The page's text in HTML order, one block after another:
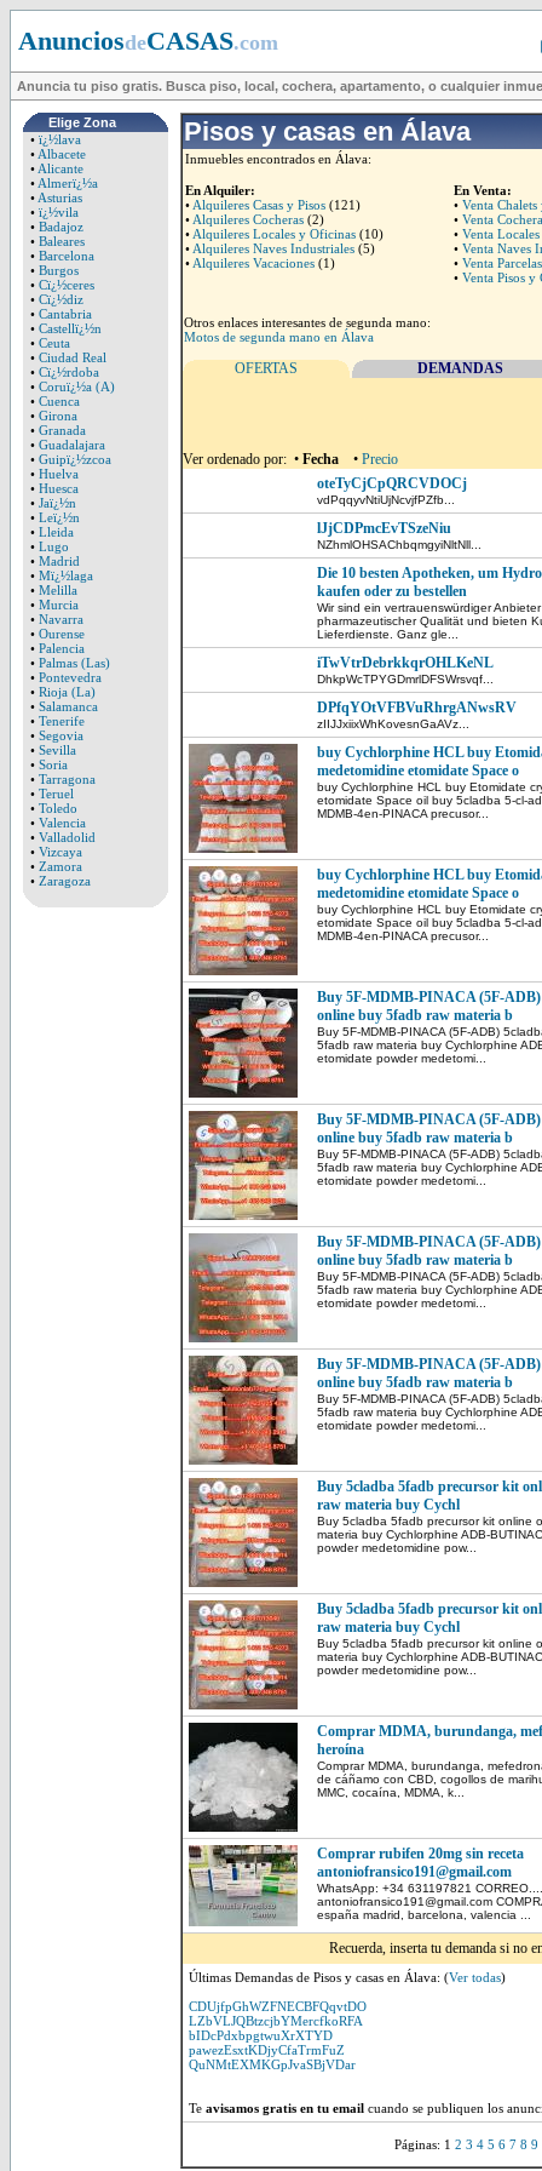
AnunciosdeCASAS.com
Anuncia tu piso gratis. Busca piso, local, cochera, apartamento, o cualquier
Elige Zona
• ï¿½lava
• Albacete
• Alicante
• Almerï¿½a
• Asturias
• ï¿½vila
• Badajoz
• Baleares
• Barcelona
• Burgos
• Cï¿½ceres
• Cï¿½diz
• Cantabria
• Castellï¿½n
• Ceuta
• Ciudad Real
• Cï¿½rdoba
• Coruï¿½a (A)
• Cuenca
• Girona
• Granada
• Guadalajara
• Guipï¿½zcoa
• Huelva
• Huesca
• Jaï¿½n
• Leï¿½n
• Lleida
• Lugo
• Madrid
• Mï¿½laga
• Melilla
• Murcia
• Navarra
• Ourense
• Palencia
• Palmas (Las)
• Pontevedra
• Rioja (La)
• Salamanca
• Tenerife
• Segovia
• Sevilla
• Soria
• Tarragona
• Teruel
• Toledo
• Valencia
• Valladolid
• Vizcaya
• Zamora
• Zaragoza
Pisos y casas en Álava
Inmuebles encontrados en Álava:
En Alquiler:
• Alquileres Casas y Pisos (121)
• Alquileres Cocheras (2)
• Alquileres Locales y Oficinas (10)
• Alquileres Naves Industriales (5)
• Alquileres Vacaciones (1)
En Venta:
• Venta Chalets
• Venta
• Venta
• Venta Naves
• Venta
• Venta Pisos y
Otros enlaces interesantes de segunda mano:
Motos de segunda mano en Álava
OFERTAS DEMANDAS
Ver ordenado por: • Fecha • Precio
oteTyCjCpQRCVDOCj
vdPqqyvNtiUjNcvjfPZfb...
lJjCDPmcEvTSzeNiu
NZhmlOHSAChbqmgyiNltNll...
Die 10 besten Apotheken, um
kaufen oder zu bestellen
Wir sind ein vertrauenswürdiger
pharmazeutischer Qualität und bieten
Lieferdienste. Ganz gle...
iTwVtrDebrkkqrOHLKeNL
DhkpWcTPYGDmrlDFSWrsvqf...
DPfqYOtVFBVuRhrgANwsRV
zIIJJxiixWhKovesnGaAVz...
buy Cychlorphine HCL buy
medetomidine etomidate Space o
buy Cychlorphine HCL buy Etomidate
etomidate Space oil buy 5cladba 5-cl-
MDMB-4en-PINACA precusor...
buy Cychlorphine HCL buy
medetomidine etomidate Space o
buy Cychlorphine HCL buy Etomidate
etomidate Space oil buy 5cladba 5-cl-
MDMB-4en-PINACA precusor...
Buy 5F-MDMB-PINACA (5F-
online buy 5fadb raw materia b
Buy 5F-MDMB-PINACA (5F-ADB)
5fadb raw materia buy Cychlorphine
etomidate powder medetomi...
Buy 5F-MDMB-PINACA (5F-
online buy 5fadb raw materia b
Buy 5F-MDMB-PINACA (5F-ADB)
5fadb raw materia buy Cychlorphine
etomidate powder medetomi...
Buy 5F-MDMB-PINACA (5F-
online buy 5fadb raw materia b
Buy 5F-MDMB-PINACA (5F-ADB)
5fadb raw materia buy Cychlorphine
etomidate powder medetomi...
Buy 5F-MDMB-PINACA (5F-
online buy 5fadb raw materia b
Buy 5F-MDMB-PINACA (5F-ADB)
5fadb raw materia buy Cychlorphine
etomidate powder medetomi...
Buy 5cladba 5fadb precursor kit
raw materia buy Cychl
Buy 5cladba 5fadb precursor kit online
materia buy Cychlorphine ADB-
powder medetomidine pow...
Buy 5cladba 5fadb precursor kit
raw materia buy Cychl
Buy 5cladba 5fadb precursor kit online
materia buy Cychlorphine ADB-
powder medetomidine pow...
Comprar MDMA, burundanga,
heroína
Comprar MDMA, burundanga,
de cáñamo con CBD, cogollos de
MMC, cocaína, MDMA, k...
Comprar rubifen 20mg sin receta
antoniofransico191@gmail.com
WhatsApp: +34 631197821
antoniofransico191@gmail.com
españa madrid, barcelona, valencia ...
Recuerda, inserta tu demanda si no
Últimas Demandas de Pisos y casas en Álava: (Ver todas)
CDUjfpGhWZFNECBFQqvtDO
LZbVLJQBtzcjbYMercfkoRFA
bIDcPdxbpgtwuXrXTYD
pawezEsxtKDjyCfaTrmFuZ
QuNMtEXMKGpJvaSBjVDar
Te avisamos gratis en tu email cuando se publiquen los
Páginas: 1 2 3 4 5 6 7 8 9